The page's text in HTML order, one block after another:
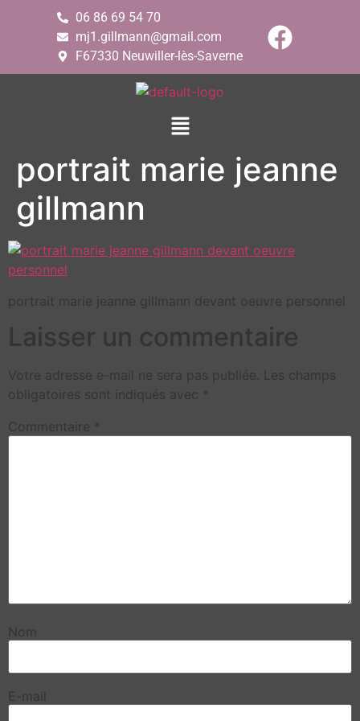
06 86 69 54 70
mj1.gillmann@gmail.com
F67330 Neuwiller-lès-Saverne
portrait marie jeanne
gillmann
portrait marie jeanne gillmann devant oeuvre personnel
Laisser un commentaire
Votre adresse e-mail ne sera pas publiée. Les champs
obligatoires sont indiqués avec *
Commentaire *
Nom
E-mail